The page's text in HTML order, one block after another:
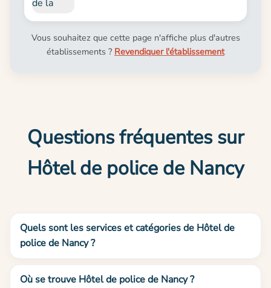
Vous souhaitez que cette page n'affiche plus d'autres
établissements ? Revendiquer l'établissement
Questions fréquentes sur
Hôtel de police de Nancy
Quels sont les services et catégories de Hôtel de
police de Nancy ?
Où se trouve Hôtel de police de Nancy ?